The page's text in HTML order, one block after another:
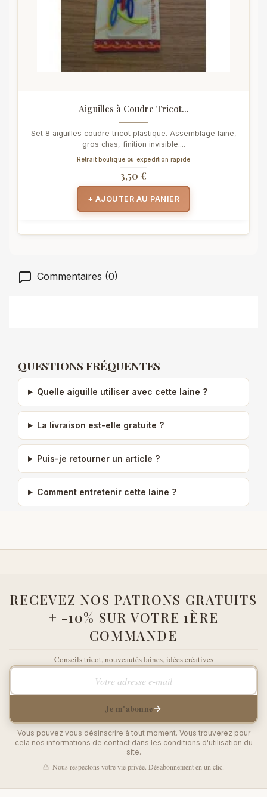
Aiguilles à Coudre Tricot...
Set 8 aiguilles coudre tricot plastique. Assemblage laine,
gros chas, finition invisible....
Retrait boutique ou expédition rapide
3,50 €
+ AJOUTER AU PANIER
Commentaires (0)
QUESTIONS FRÉQUENTES
Quelle aiguille utiliser avec cette laine ?
La livraison est-elle gratuite ?
Puis-je retourner un article ?
Comment entretenir cette laine ?
RECEVEZ NOS PATRONS GRATUITS
+ -10% SUR VOTRE 1ÈRE
COMMANDE
Conseils tricot, nouveautés laines, idées créatives
Votre adresse e-mail
Je m'abonne
Vous pouvez vous désinscrire à tout moment. Vous trouverez pour
cela nos informations de contact dans les conditions d'utilisation du
site.
Nous respectons votre vie privée. Désabonnement en un clic.